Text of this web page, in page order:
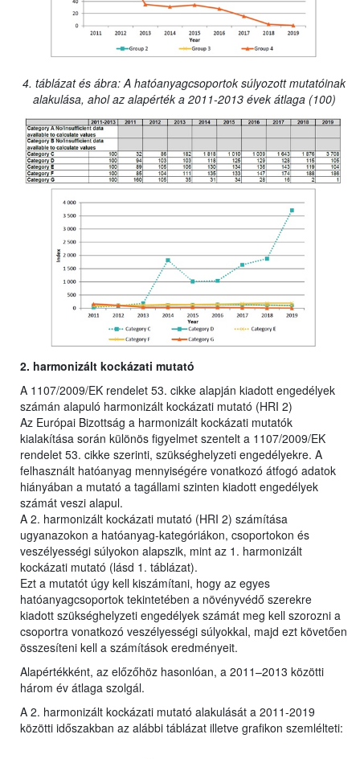
4. táblázat és ábra: A hatóanyagcsoportok súlyozott mutatóinak
alakulása, ahol az alapérték a 2011-2013 évek átlaga (100)
2. harmonizált kockázati mutató
A 1107/2009/EK rendelet 53. cikke alapján kiadott engedélyek
számán alapuló harmonizált kockázati mutató (HRI 2)
Az Európai Bizottság a harmonizált kockázati mutatók
kialakítása során különös figyelmet szentelt a 1107/2009/EK
rendelet 53. cikke szerinti, szükséghelyzeti engedélyekre. A
felhasznált hatóanyag mennyiségére vonatkozó átfogó adatok
hiányában a mutató a tagállami szinten kiadott engedélyek
számát veszi alapul.
A 2. harmonizált kockázati mutató (HRI 2) számítása
ugyanazokon a hatóanyag-kategóriákon, csoportokon és
veszélyességi súlyokon alapszik, mint az 1. harmonizált
kockázati mutató (lásd 1. táblázat).
Ezt a mutatót úgy kell kiszámítani, hogy az egyes
hatóanyagcsoportok tekintetében a növényvédő szerekre
kiadott szükséghelyzeti engedélyek számát meg kell szorozni a
csoportra vonatkozó veszélyességi súlyokkal, majd ezt követően
összesíteni kell a számítások eredményeit.
Alapértékként, az előzőhöz hasonlóan, a 2011–2013 közötti
három év átlaga szolgál.
A 2. harmonizált kockázati mutató alakulását a 2011-2019
közötti időszakban az alábbi táblázat illetve grafikon szemlélteti: